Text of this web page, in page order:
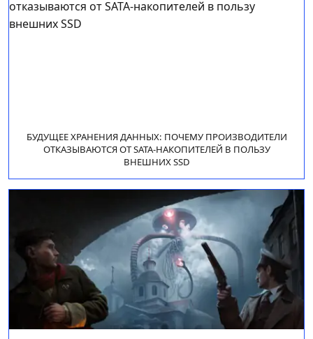
БУДУЩЕЕ ХРАНЕНИЯ ДАННЫХ: ПОЧЕМУ ПРОИЗВОДИТЕЛИ
ОТКАЗЫВАЮТСЯ ОТ SATA-НАКОПИТЕЛЕЙ В ПОЛЬЗУ
ВНЕШНИХ SSD